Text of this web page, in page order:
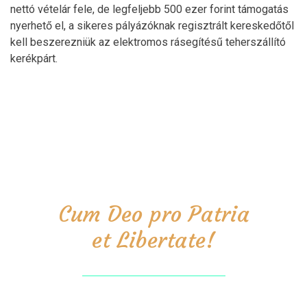
nettó vételár fele, de legfeljebb 500 ezer forint támogatás
nyerhető el, a sikeres pályázóknak regisztrált kereskedőtől
kell beszerezniük az elektromos rásegítésű teherszállító
kerékpárt.
Cum Deo pro Patria
et Libertate!